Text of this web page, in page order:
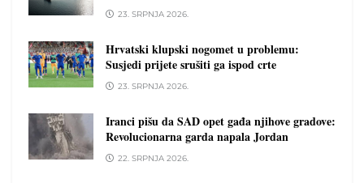
23. SRPNJA 2026.
Hrvatski klupski nogomet u problemu:
Susjedi prijete srušiti ga ispod crte
23. SRPNJA 2026.
Iranci pišu da SAD opet gađa njihove gradove:
Revolucionarna garda napala Jordan
22. SRPNJA 2026.